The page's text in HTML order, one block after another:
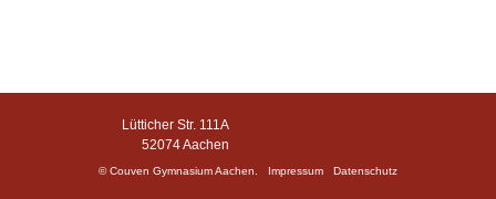
Lütticher Str. 111A
52074 Aachen
© Couven Gymnasium Aachen. Impressum Datenschutz